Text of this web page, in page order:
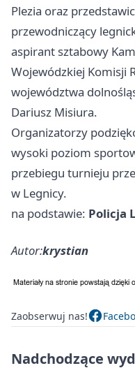
Plezia oraz
przewodniczący
aspirant sztabowy
Wojewódzkiej Komisji
województwa
Dariusz Misiura.
Organizatorzy
wysoki poziom
przebiegu turnieju
w Legnicy.
na podstawie: Policja
Autor:krystian
Zaobserwuj nas!
Nadchodzące